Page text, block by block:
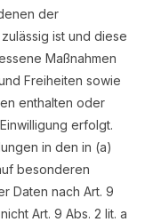
der
ist und diese
Maßnahmen
Freiheiten sowie
enthalten oder
erfolgt.
in den in (a)
besonderen
Daten nach Art. 9
Art. 9 Abs. 2 lit. a